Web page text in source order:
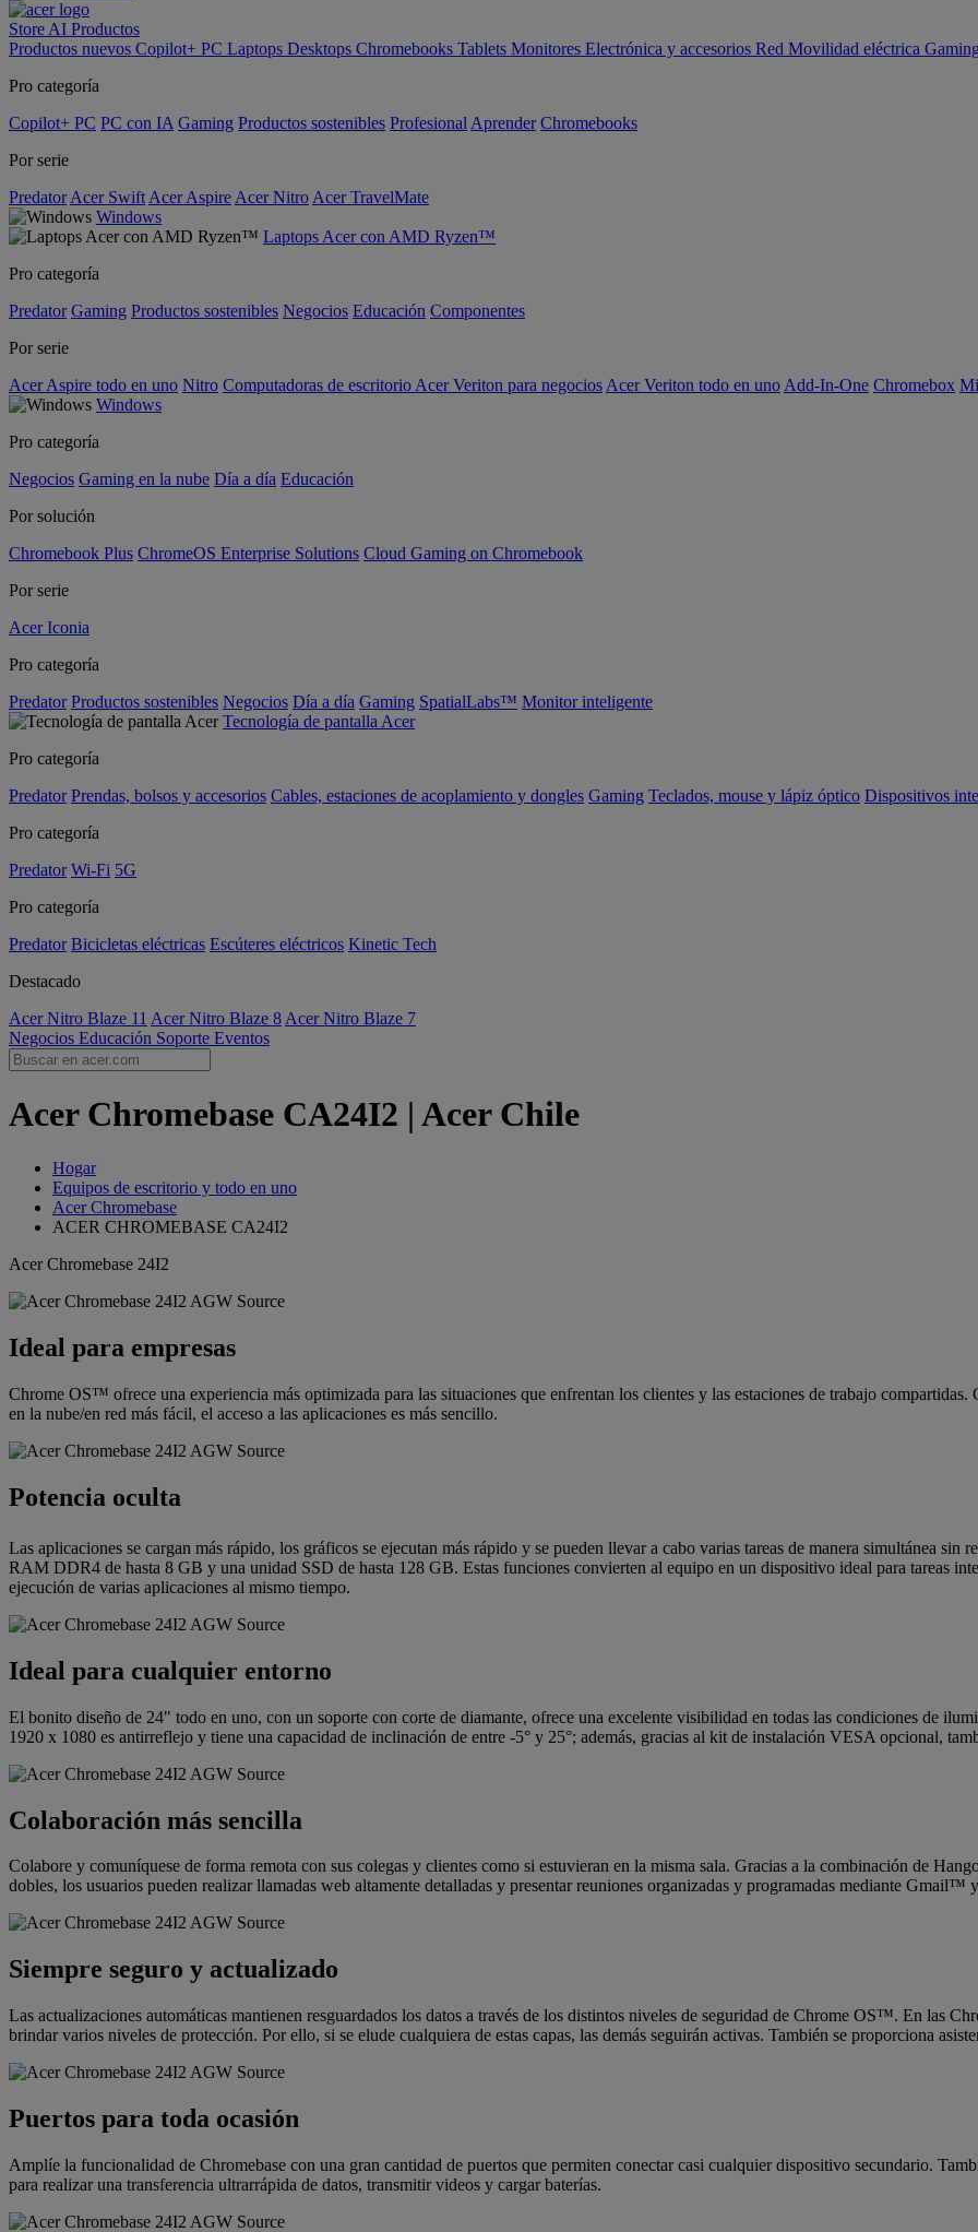
Store AI Productos
Productos nuevos Copilot+ PC Laptops Desktops Chromebooks Tablets Monitores Electrónica y accesorios Red Movilidad eléctrica
Pro categoría
Copilot+ PC PC con IA Gaming Productos sostenibles Profesional Aprender Chromebooks
Por serie
Predator Acer Swift Acer Aspire Acer Nitro Acer TravelMate
Windows
Laptops Acer con AMD Ryzen™
Pro categoría
Predator Gaming Productos sostenibles Negocios Educación Componentes
Por serie
Acer Aspire todo en uno Nitro Computadoras de escritorio Acer Veriton para negocios Acer Veriton todo en uno Add-In-One Chromebox
Windows
Pro categoría
Negocios Gaming en la nube Día a día Educación
Por solución
Chromebook Plus ChromeOS Enterprise Solutions Cloud Gaming on Chromebook
Por serie
Acer Iconia
Pro categoría
Predator Productos sostenibles Negocios Día a día Gaming SpatialLabs™ Monitor inteligente
Tecnología de pantalla Acer
Pro categoría
Predator Prendas, bolsos y accesorios Cables, estaciones de acoplamiento y dongles Gaming Teclados, mouse y lápiz óptico Dispositivos
Pro categoría
Predator Wi-Fi 5G
Pro categoría
Predator Bicicletas eléctricas Escúteres eléctricos Kinetic Tech
Destacado
Acer Nitro Blaze 11 Acer Nitro Blaze 8 Acer Nitro Blaze 7
Negocios Educación Soporte Eventos
Acer Chromebase CA24I2 | Acer Chile
Hogar
Equipos de escritorio y todo en uno
Acer Chromebase
ACER CHROMEBASE CA24I2
Acer Chromebase 24I2
Ideal para empresas
Chrome OS™ ofrece una experiencia más optimizada para las situaciones que enfrentan los clientes y las estaciones de trabajo
en la nube/en red más fácil, el acceso a las aplicaciones es más sencillo.
Potencia oculta
Las aplicaciones se cargan más rápido, los gráficos se ejecutan más rápido y se pueden llevar a cabo varias tareas de manera simultánea sin
RAM DDR4 de hasta 8 GB y una unidad SSD de hasta 128 GB. Estas funciones convierten al equipo en un dispositivo ideal para tareas
ejecución de varias aplicaciones al mismo tiempo.
Ideal para cualquier entorno
El bonito diseño de 24" todo en uno, con un soporte con corte de diamante, ofrece una excelente visibilidad en todas las condiciones de
1920 x 1080 es antirreflejo y tiene una capacidad de inclinación de entre -5° y 25°; además, gracias al kit de instalación VESA opcional,
Colaboración más sencilla
Colabore y comuníquese de forma remota con sus colegas y clientes como si estuvieran en la misma sala. Gracias a la combinación de
dobles, los usuarios pueden realizar llamadas web altamente detalladas y presentar reuniones organizadas y programadas mediante
Siempre seguro y actualizado
Las actualizaciones automáticas mantienen resguardados los datos a través de los distintos niveles de seguridad de Chrome OS™. En las
brindar varios niveles de protección. Por ello, si se elude cualquiera de estas capas, las demás seguirán activas. También se proporciona
Puertos para toda ocasión
Amplíe la funcionalidad de Chromebase con una gran cantidad de puertos que permiten conectar casi cualquier dispositivo secundario.
para realizar una transferencia ultrarrápida de datos, transmitir videos y cargar baterías.